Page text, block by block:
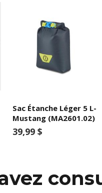
Sac Étanche Léger 5 L-
Mustang (MA2601.02)
39,99 $